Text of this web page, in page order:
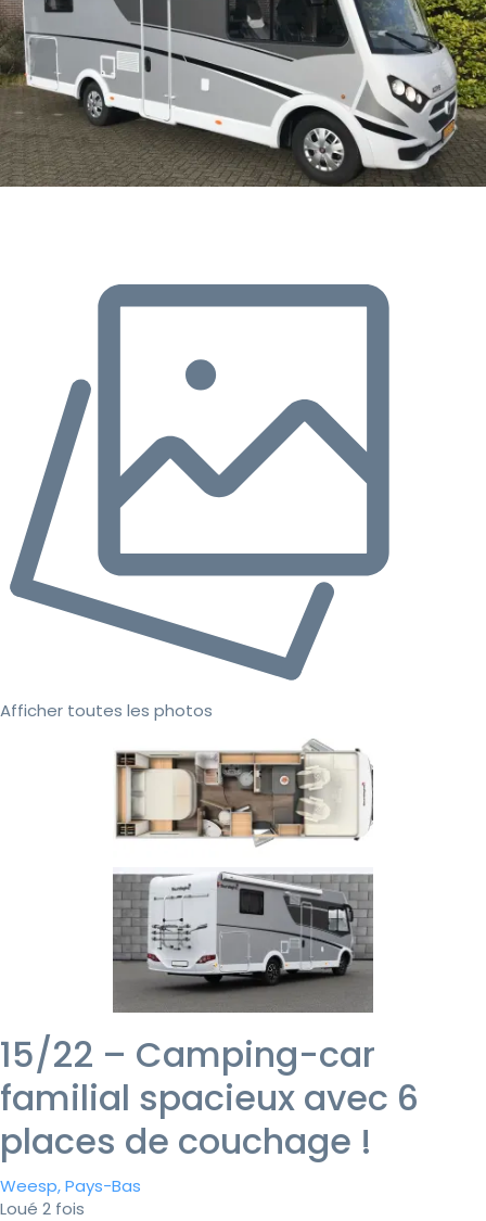
Afficher toutes les photos
15/22 – Camping-car
familial spacieux avec 6
places de couchage !
Weesp, Pays-Bas
Loué 2 fois